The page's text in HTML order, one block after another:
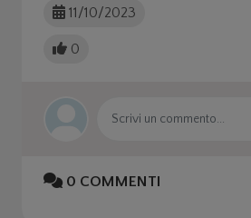
11/10/2023
0
0 COMMENTI